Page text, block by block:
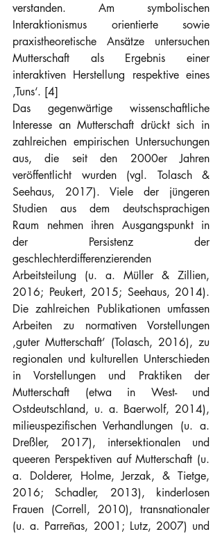
verstanden. Am symbolischen
Interaktionismus orientierte sowie
praxistheoretische Ansätze untersuchen
Mutterschaft als Ergebnis einer
interaktiven Herstellung respektive eines
‚Tuns‘. [4]
Das gegenwärtige wissenschaftliche
Interesse an Mutterschaft drückt sich in
zahlreichen empirischen Untersuchungen
aus, die seit den 2000er Jahren
veröffentlicht wurden (vgl. Tolasch &
Seehaus, 2017). Viele der jüngeren
Studien aus dem deutschsprachigen
Raum nehmen ihren Ausgangspunkt in
der Persistenz der
geschlechterdifferenzierenden
Arbeitsteilung (u. a. Müller & Zillien,
2016; Peukert, 2015; Seehaus, 2014).
Die zahlreichen Publikationen umfassen
Arbeiten zu normativen Vorstellungen
‚guter Mutterschaft’ (Tolasch, 2016), zu
regionalen und kulturellen Unterschieden
in Vorstellungen und Praktiken der
Mutterschaft (etwa in West- und
Ostdeutschland, u. a. Baerwolf, 2014),
milieuspezifischen Verhandlungen (u. a.
Dreßler, 2017), intersektionalen und
queeren Perspektiven auf Mutterschaft (u.
a. Dolderer, Holme, Jerzak, & Tietge,
2016; Schadler, 2013), kinderlosen
Frauen (Correll, 2010), transnationaler
(u. a. Parreñas, 2001; Lutz, 2007) und